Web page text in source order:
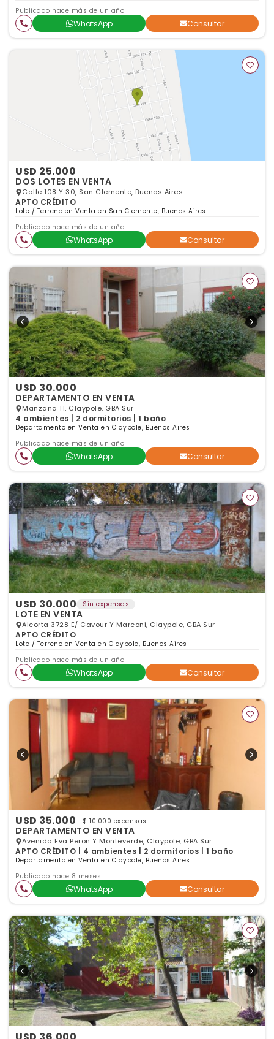
Publicado hace más de un año
WhatsApp Consultar
USD 25.000
DOS LOTES EN VENTA
Calle 108 Y 30, San Clemente, Buenos Aires
APTO CRÉDITO
Lote / Terreno en Venta en San Clemente, Buenos Aires
Publicado hace más de un año
WhatsApp Consultar
USD 30.000
DEPARTAMENTO EN VENTA
Manzana 11, Claypole, GBA Sur
4 ambientes | 2 dormitorios | 1 baño
Departamento en Venta en Claypole, Buenos Aires
Publicado hace más de un año
WhatsApp Consultar
USD 30.000 Sin expensas
LOTE EN VENTA
Alcorta 3728 E/ Cavour Y Marconi, Claypole, GBA Sur
APTO CRÉDITO
Lote / Terreno en Venta en Claypole, Buenos Aires
Publicado hace más de un año
WhatsApp Consultar
USD 35.000+ $ 10.000 expensas
DEPARTAMENTO EN VENTA
Avenida Eva Peron Y Monteverde, Claypole, GBA Sur
APTO CRÉDITO | 4 ambientes | 2 dormitorios | 1 baño
Departamento en Venta en Claypole, Buenos Aires
Publicado hace 8 meses
WhatsApp Consultar